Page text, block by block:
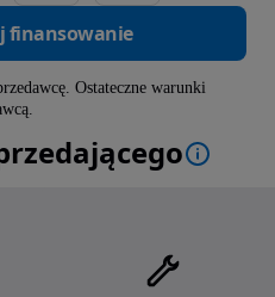
finansowanie
Ostateczne warunki